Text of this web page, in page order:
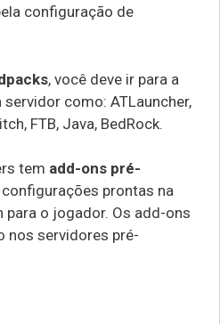
configuração de
, você deve ir para a
como: ATLauncher,
FTB, Java, BedRock.
tem add-ons pré-
configurações prontas na
o jogador. Os add-ons
nos servidores pré-